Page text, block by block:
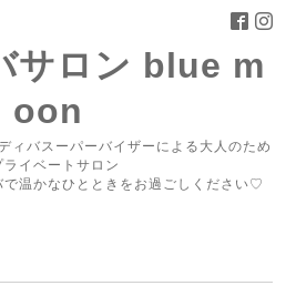
サロン blue m
oon
ィバスーパーバイザーによる大人のため
ライベートサロン
温かなひとときをお過ごしください♡